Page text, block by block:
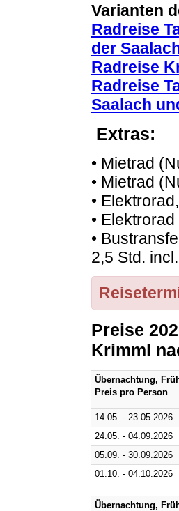
Varianten
Radreise
der
Radreise
Radreise
Saalach
Extras:
• Mietrad
• Mietrad
•
•
•
2,5 Std.
Preise
Krimml
Übernachtung,
Preis pro Person
14.05. - 23.05.2026
24.05. - 04.09.2026
05.09. - 30.09.2026
01.10. - 04.10.2026
Übernachtung,